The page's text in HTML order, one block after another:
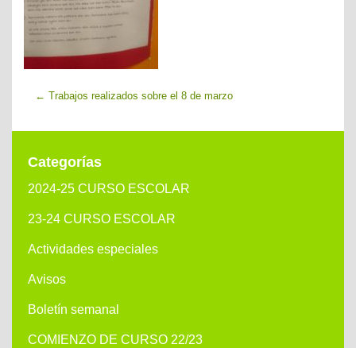
← Trabajos realizados sobre el 8 de marzo
Categorías
2024-25 CURSO ESCOLAR
23-24 CURSO ESCOLAR
Actividades especiales
Avisos
Boletín semanal
COMIENZO DE CURSO 22/23